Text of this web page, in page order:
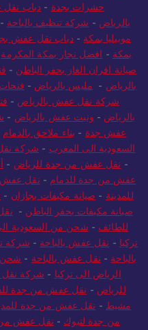
حشرات بجدة - دباب
بالرياض - شركة تنظيف بالباحة -
موبيليا بمكة -دباب نقل عفش
بمكة - افضل نجار بمكة المكرمة
صيانة افران الغاز بحفر الباطن -
بالرياض - مليس بالرياض -
شركة نقل عفش بالرياض -
بالرياض - ونيت عفش بالرياض -
عفش جدة - بناء ملاحق بالدمام
السعودية الى المغرب - شركة
- نقل عفش من جدة للرياض -
عفش من جدة للدمام - نقل عفش
للمدينة - صيانة مكيفات بجازان -
صيانة مكيفات بحفر الباطن -
للطائف - شحن من السعودية
تركيا - نقل عفش بالباحة - شركة
بالباحة - نقل عفش بالباحة - شحن
الرياض الى تركيا - شركة
للرياض - نقل عفش من جدة
مشيط - نقل عفش من جدة
من جدة لتبوك - نقل عفش